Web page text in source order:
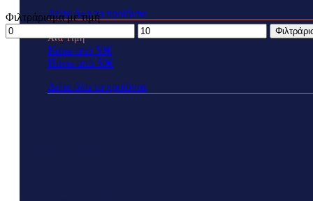
Δείτε όλα τα προϊόντα
Ανά Τιμή
Κάτω από 50€
Πάνω από 50€
Δείτε όλα τα προϊόντα
Φιλτράρισμα με τιμή
Ελάχιστη
τιμή
Μέγιστη
τιμή